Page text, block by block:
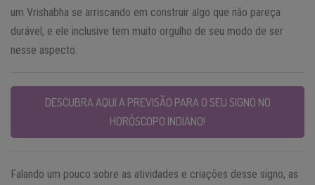
um Vrishabha se arriscando em construir algo que não pareça
durável, e ele inclusive tem muito orgulho de seu modo de ser
nesse aspecto.
DESCUBRA AQUI A PREVISÃO PARA O SEU SIGNO NO
HORÓSCOPO INDIANO!
Falando um pouco sobre as atividades e criações desse signo, as